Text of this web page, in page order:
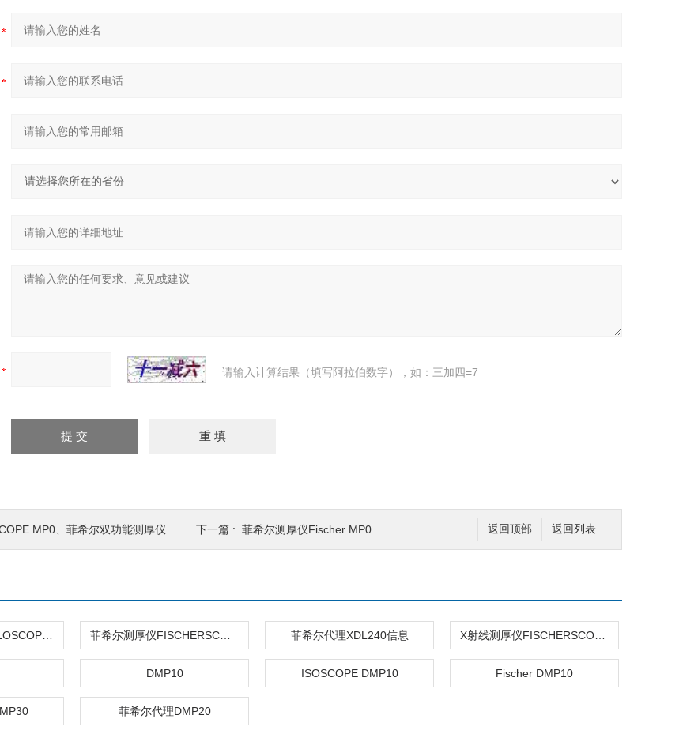
请输入计算结果（填写阿拉伯数字），如：三加四=7
返回列表
返回顶部
MP0、菲希尔双功能测厚仪 下一篇 : 菲希尔测厚仪Fischer MP0
菲希尔代理XDL240信息
DMP10 ISOSCOPE DMP10 Fischer DMP10
菲希尔代理DMP20